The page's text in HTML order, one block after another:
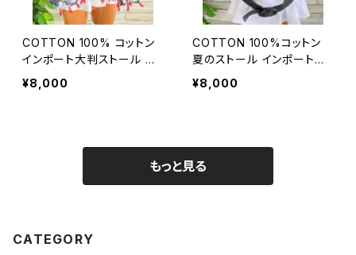
COTTON 100% コットン
インポート大判ストール ｜
ロングストール・心地よい肌
触りのスカーフ/ネイビー＆
¥8,000
COTTON 100%コットン
夏のストール インポート大
判・ロングストール・通気
性・肌触り良いスカーフ/エ
¥8,000
もっと見る
CATEGORY